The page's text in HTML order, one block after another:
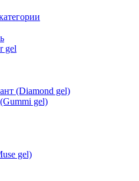
gel
(Diamond gel)
gel)
gel)